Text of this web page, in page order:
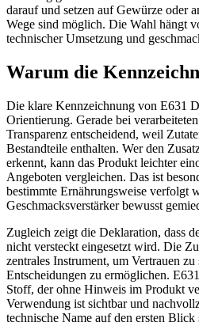
darauf und setzen auf Gewürze oder
Wege sind möglich. Die Wahl hängt
technischer Umsetzung und
Warum die
Die klare Kennzeichnung von E631
Orientierung. Gerade bei
Transparenz entscheidend, weil
Bestandteile enthalten. Wer den
erkennt, kann das Produkt leichter
Angeboten vergleichen. Das ist
bestimmte Ernährungsweise verfolgt
Geschmacksverstärker bewusst
Zugleich zeigt die Deklaration, dass
nicht versteckt eingesetzt wird. Die
zentrales Instrument, um Vertrauen
Entscheidungen zu ermöglichen.
Stoff, der ohne Hinweis im Produkt
Verwendung ist sichtbar und
technische Name auf den ersten